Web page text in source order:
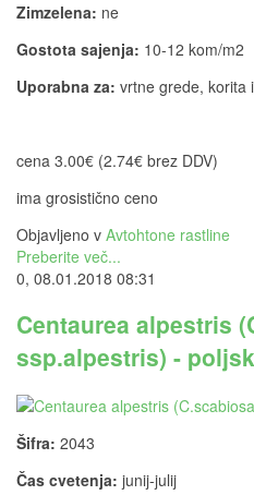
Zimzelena: ne
Gostota sajenja: 10-12 kom/m2
Uporabna za: vrtne grede, korita
cena 3.00€ (2.74€ brez DDV)
ima grosistično ceno
Objavljeno v Avtohtone rastline
Preberite več...
0, 08.01.2018 08:31
Centaurea alpestris
ssp.alpestris) -
Šifra: 2043
Čas cvetenja: junij-julij